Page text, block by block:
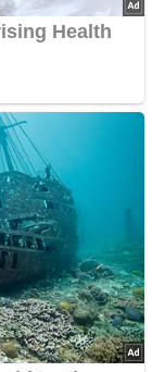
darin bei
abgießen
waschen,
in Scheiben
Die
blanchieren
waschen
Salz und
Olivenöl zu
und
beträufeln.
rühren.
und Ananas